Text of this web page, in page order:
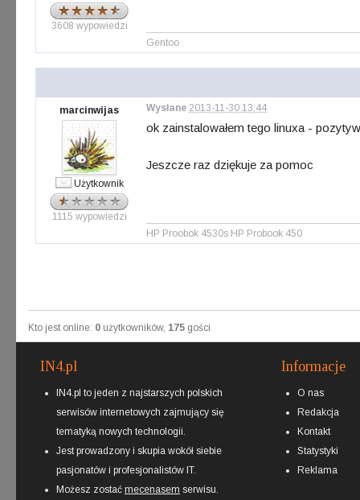
3608 wypowiedzi
Gentoo
marcinwijas
Użytkownik
1115 wypowiedzi
Wysłane 2013-11-30 13:44
ok zainstalowałem tego linuxa -
Jeszcze raz dziękuje za pomoc
HP Proobok 4530s HP Probook 450
Kto jest online: 0 użytkowników, 175 gości
IN4.pl
IN4.pl to jeden z najstarszych polskich
serwisów internetowych zajmujący się
tematyką nowych technologii.
Jest prowadzony i skupia wokół siebie
pasjonatów i profesjonalistów IT.
Możesz zostać mecenasem serwisu.
Informacje
O nas
Redakcja
Kontakt
Statystyki
Reklama